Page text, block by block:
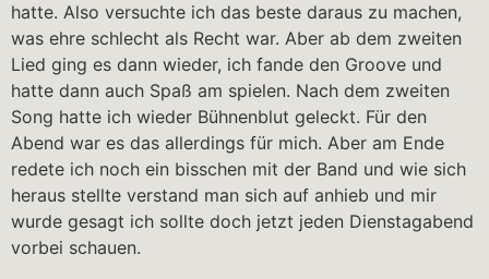
hatte. Also versuchte ich das beste daraus zu machen,
was ehre schlecht als Recht war. Aber ab dem zweiten
Lied ging es dann wieder, ich fande den Groove und
hatte dann auch Spaß am spielen. Nach dem zweiten
Song hatte ich wieder Bühnenblut geleckt. Für den
Abend war es das allerdings für mich. Aber am Ende
redete ich noch ein bisschen mit der Band und wie sich
heraus stellte verstand man sich auf anhieb und mir
wurde gesagt ich sollte doch jetzt jeden Dienstagabend
vorbei schauen.